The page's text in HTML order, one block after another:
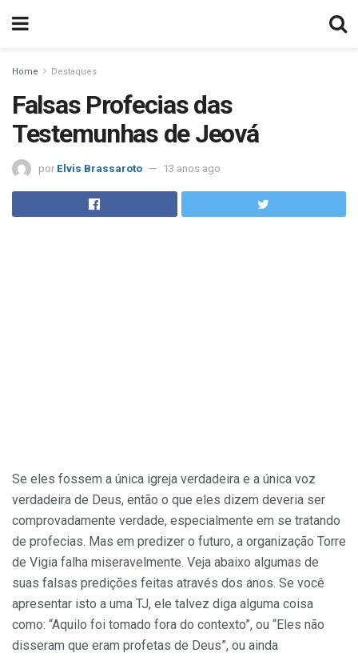
Home Destaques
Falsas Profecias das
Testemunhas de Jeová
por Elvis Brassaroto 13 anos ago
Se eles fossem a única igreja verdadeira e a única voz
verdadeira de Deus, então o que eles dizem deveria ser
comprovadamente verdade, especialmente em se tratando
de profecias. Mas em predizer o futuro, a organização Torre
de Vigia falha miseravelmente. Veja abaixo algumas de
suas falsas predições feitas através dos anos. Se você
apresentar isto a uma TJ, ele talvez diga alguma coisa
como: “Aquilo foi tomado fora do contexto”, ou “Eles não
disseram que eram profetas de Deus”, ou ainda